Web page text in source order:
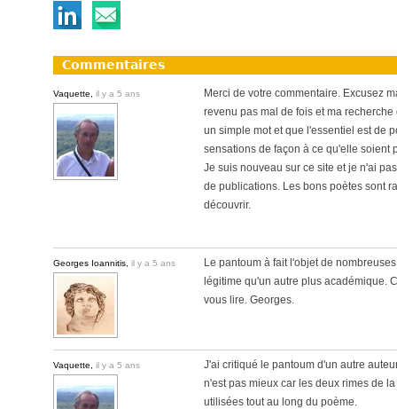
Commentaires
Vaquette, il y a 5 ans
Merci de votre commentaire. Excusez
revenu pas mal de fois et ma
un simple mot et que l'essentiel est de
sensations de façon à ce qu'elle soient
Je suis nouveau sur ce site et je n'ai
de publications. Les bons poètes sont
découvrir.
Georges Ioannitis, il y a 5 ans
Le pantoum à fait l'objet de
légitime qu'un autre plus académique.
vous lire. Georges.
Vaquette, il y a 5 ans
J'ai critiqué le pantoum d'un autre
n'est pas mieux car les deux rimes de
utilisées tout au long du poème.